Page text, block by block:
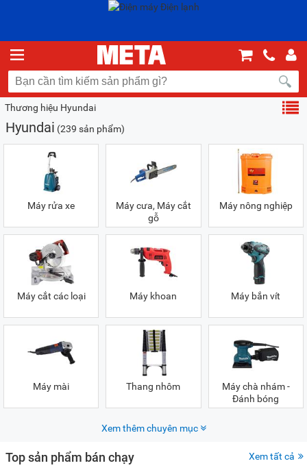
Thương hiệu Hyundai
Hyundai (239 sản phẩm)
Máy rửa xe
Máy cưa, Máy cắt
gỗ
Máy nông nghiệp
Máy cắt các loại Máy khoan Máy bắn vít
Máy mài Thang nhôm
Máy chà nhám -
Đánh bóng
Xem thêm chuyên mục
Top sản phẩm bán chạy Xem tất cả